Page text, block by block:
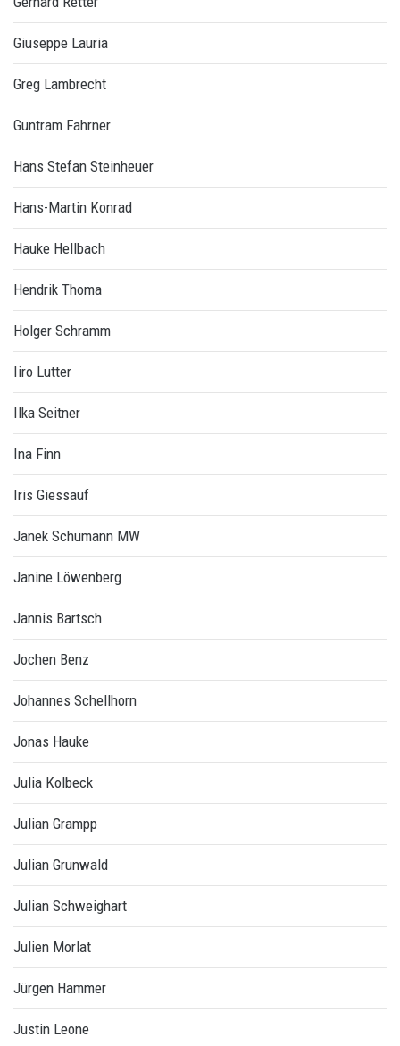
Giuseppe Lauria
Greg Lambrecht
Guntram Fahrner
Hans Stefan Steinheuer
Hans-Martin Konrad
Hauke Hellbach
Hendrik Thoma
Holger Schramm
Iiro Lutter
Ilka Seitner
Ina Finn
Iris Giessauf
Janek Schumann MW
Janine Löwenberg
Jannis Bartsch
Jochen Benz
Johannes Schellhorn
Jonas Hauke
Julia Kolbeck
Julian Grampp
Julian Grunwald
Julian Schweighart
Julien Morlat
Jürgen Hammer
Justin Leone